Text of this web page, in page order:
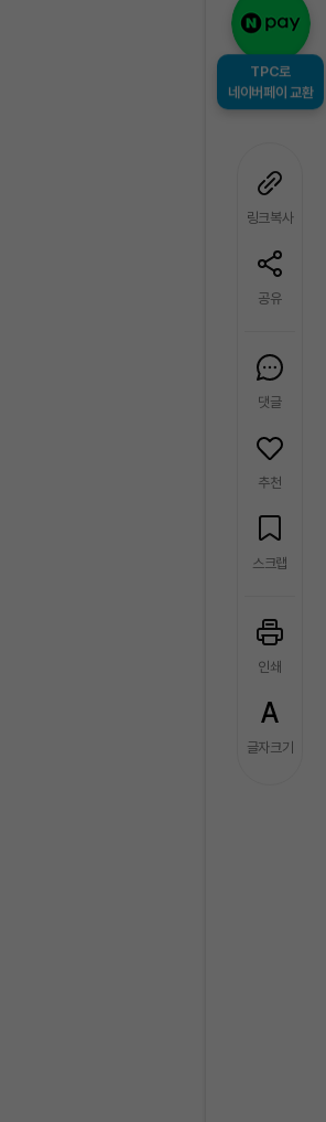
TPC로
네이버페이 교환
링크복사
공유
댓글
추천
스크랩
인쇄
글자크기